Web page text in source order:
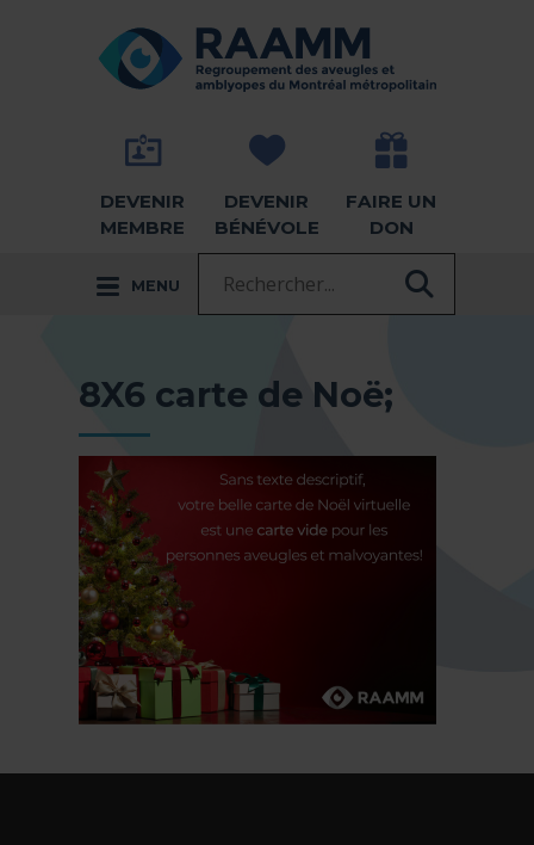
RETOUR À LA PAGE D'ACCUEIL -
DEVENIR
MEMBRE
DEVENIR
BÉNÉVOLE
FAIRE UN
DON
MENU
8X6 carte de Noë;